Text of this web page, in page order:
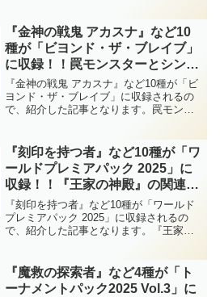
【遊戯王OCG】
しそうですね～。「Ｖジャンプ(2025年4
月号)」付属カード！！【遊戯王OCG】
『金神の戦鬼 アカスナ』など10
種が「ビヨンド・ザ・ブレイブ」
に収録！！罠モンスターとシンク
ロ召喚を行う新テーマ「アシュト
ラ」が登場！！また、さらにキュ
ートとなった『トラップトリッ
【遊戯王OCG】
『金神の戦鬼 アカスナ』など10種が「ビ
ヨンド・ザ・ブレイブ」に収録されるの
で、紹介した記事となります。罠モンス
ートとなった『トラップトリック』のイ
ラスト違いも初公開！！【遊戯王OCG】
『刻印を持つ者』など10種が「ワ
ールドプレミアパック 2025」に
収録！！『王家の神殿』の関連カ
ードが来日！！「セルケト」と
「アポピス」も正式にテーマ化さ
れ、罠モンスターを主体とした戦
OCG】
『刻印を持つ者』など10種が「ワールド
プレミアパック 2025」に収録されるの
で、紹介した記事となります。『王家の
れ、罠モンスターを主体とした戦術が大
幅強化です！！【遊戯王OCG】
『魔救の探索者』など4種が「ト
ーナメントパック2025 Vol.3」に